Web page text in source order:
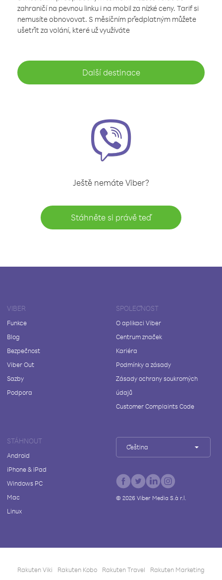
zahraničí na pevnou linku i na mobil za nízké ceny. Tarif si
nemusíte obnovovat. S měsíčním předplatným můžete
ušetřit za volání, které už využíváte
Další destinace
Ještě nemáte Viber?
Stáhněte si právě teď
VIBER
Funkce
Blog
Bezpečnost
Viber Out
Sazby
Podpora
SPOLEČNOST
O aplikaci Viber
Centrum značek
Kariéra
Podmínky a zásady
Zásady ochrany soukromých
údajů
Customer Complaints Code
STÁHNOUT
Android
iPhone & iPad
Windows PC
Mac
Linux
Čeština
© 2026Viber Media S.à r.l.
Rakuten Viki Rakuten Kobo Rakuten Travel Rakuten Marketing